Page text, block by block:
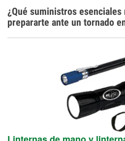
¿Qué suministros esenciales
prepararte ante un tornado